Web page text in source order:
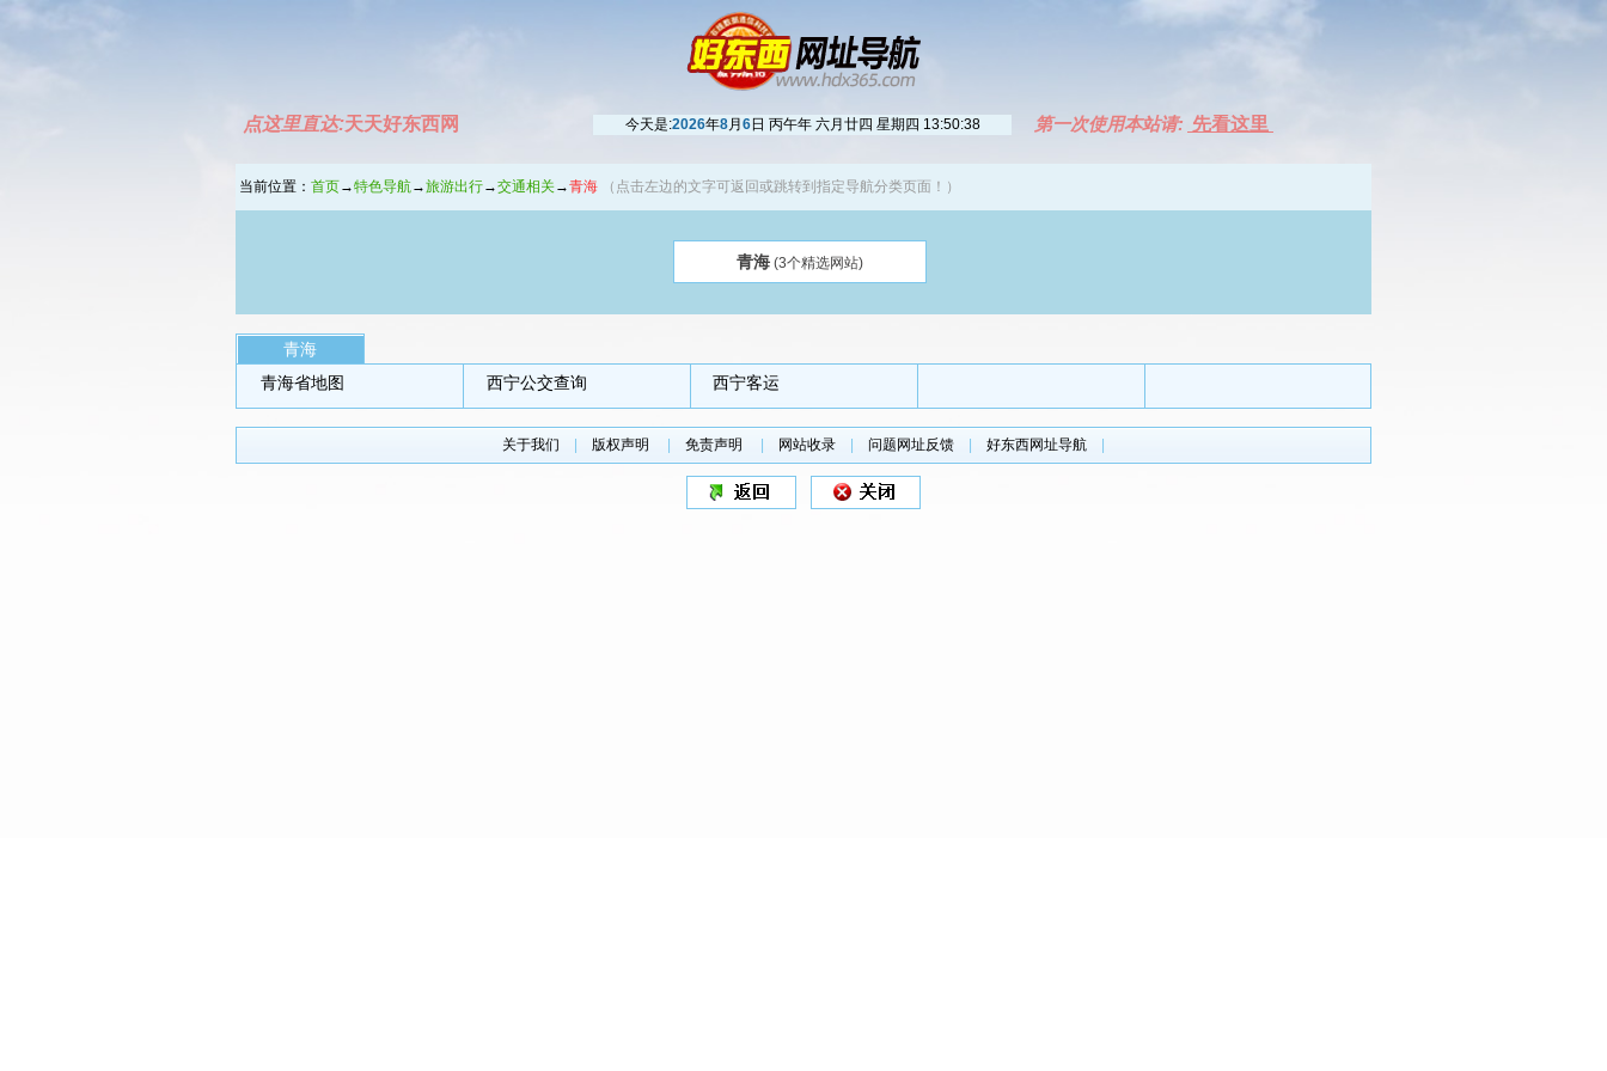
点这里直达:天天好东西网 今天是:2026年8月 6日 丙午年 六月廿四 星期四 13:50:38 第一次使用本站请: 先看这里
当前位置： 首页→特色导航→旅游出行→交通相关→青海 （点击左边的文字可返回或跳转到指定导航分类页面！）
青海 (3个精选网站)
青海
青海省地图
西宁公交查询 西宁客运
关于我们 版权声明 免责声明 网站收录 问题网址反馈 好东西网址导航